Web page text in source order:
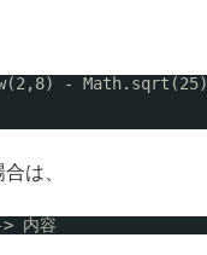
- Math.sqrt(25)
は、
内容